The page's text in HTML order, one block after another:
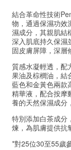
結合革命性技術
物，通過保濕功效
濕成分，其親肌結
深入肌底持久保濕
固皮膚屏障，深層
質感水凝輕透，配
果油及棕櫚油，結
藍色和金黃色兩款
精華液，配合按摩
養的天然保濕成分
特別添加白茶成分
煉，為肌膚提供抗
*對25位30至55歲